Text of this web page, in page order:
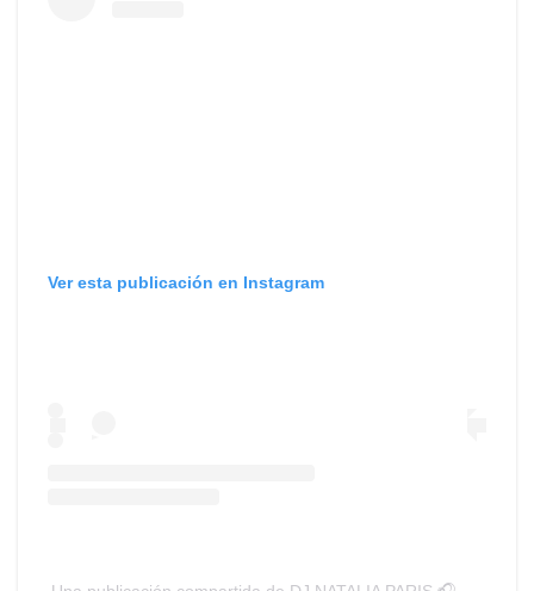
Ver esta publicación en Instagram